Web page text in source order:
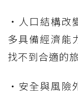
・人口結構
多具備經濟能
找不到合適的
・安全與風